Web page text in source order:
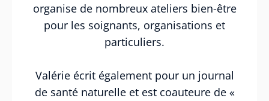
organise de nombreux ateliers bien-être
pour les soignants, organisations et
particuliers.
Valérie écrit également pour un journal
de santé naturelle et est coauteure de «